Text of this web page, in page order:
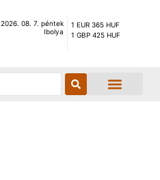
2026. 08. 7. péntek
Ibolya
1 EUR 365 HUF
1 GBP 425 HUF